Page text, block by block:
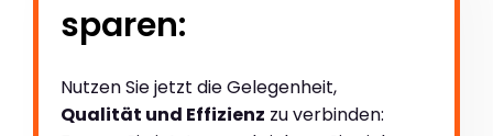
sparen:
Nutzen Sie jetzt die Gelegenheit,
Qualität und Effizienz zu verbinden: